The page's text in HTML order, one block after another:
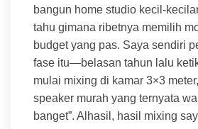
bangun home studio kecil-
tahu gimana ribetnya memilih
budget yang pas. Saya sendiri
fase itu—belasan tahun lalu
mulai mixing di kamar 3×3
speaker murah yang ternyata
banget”. Alhasil, hasil mixing